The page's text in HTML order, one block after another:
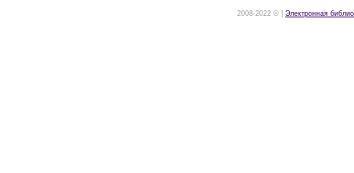
2008-2022 © | Электронная